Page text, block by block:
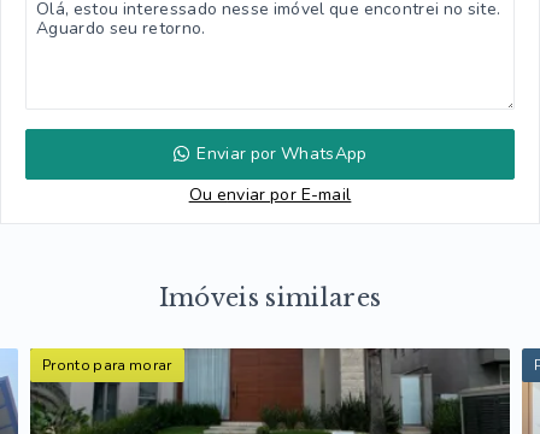
Enviar por WhatsApp
Ou enviar por E-mail
Imóveis similares
Pronto para morar